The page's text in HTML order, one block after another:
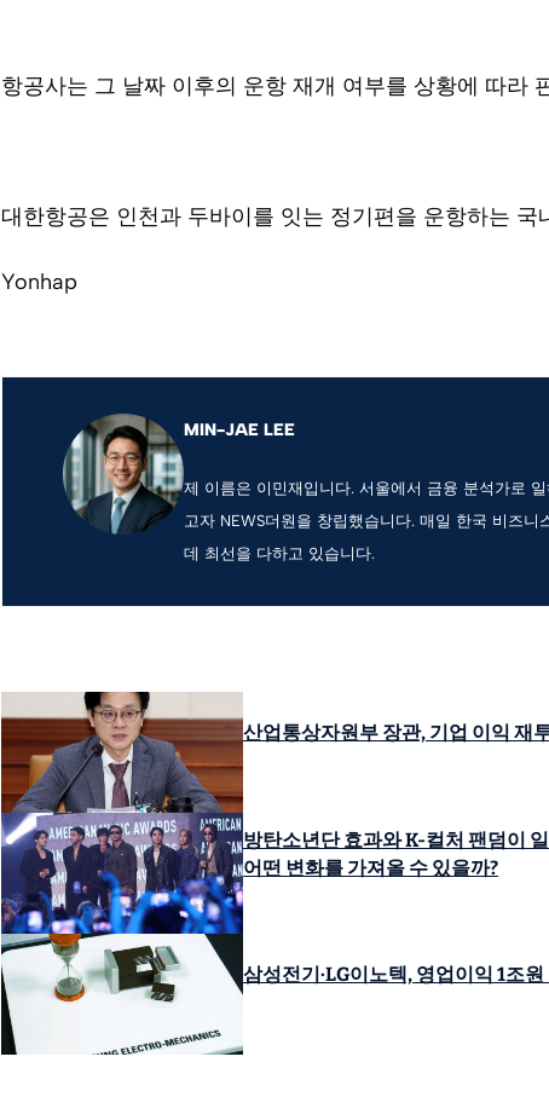
항공사는 그 날짜 이후의 운항 재개 여부를 상황에 따라
대한항공은 인천과 두바이를 잇는 정기편을 운항하는 국
Yonhap
MIN-JAE LEE
제 이름은 이민재입니다. 서울에서 금융 분석가로
고자 NEWS더원을 창립했습니다. 매일 한국 비즈
데 최선을 다하고 있습니다.
산업통상자원부 장관, 기업 이익 재
방탄소년단 효과와 K-컬처 팬덤이
어떤 변화를 가져올 수 있을까?
삼성전기·LG이노텍, 영업이익 1조